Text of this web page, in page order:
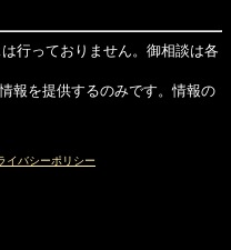
行っておりません。御相談は各
報を提供するのみです。情報の
イバシーポリシー